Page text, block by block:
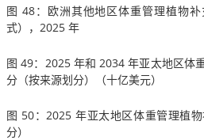
图 48：欧洲其他地区体重管理植物
式），2025 年
图 49：2025 年和 2034 年亚太地区体
分（按来源划分）（十亿美元）
图 50：2025 年亚太地区体重管理植
分）